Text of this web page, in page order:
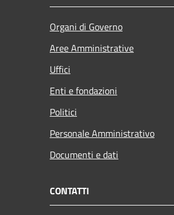
Organi di Governo
Aree Amministrative
Uffici
Enti e fondazioni
Politici
Personale Amministrativo
Documenti e dati
CONTATTI